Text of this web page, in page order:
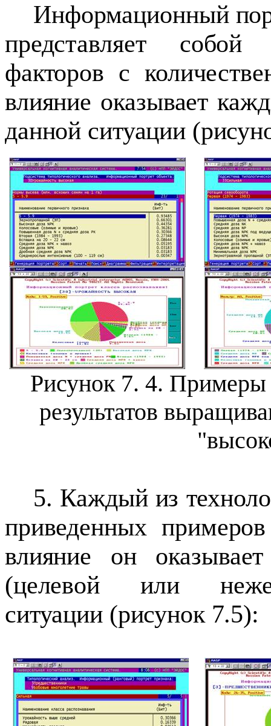
Информационный
представляет собой
факторов с
влияние оказывает
данной ситуации
Рисунок 7. 4. Примеры
результатов
5. Каждый из
приведенных
влияние он
(целевой или
ситуации (рисунок 7.5):